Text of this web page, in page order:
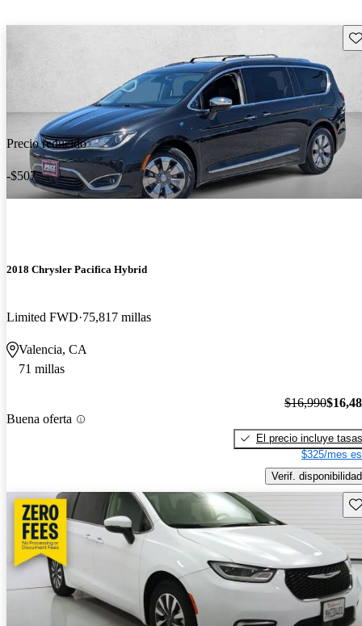
Precio reducido
-$507
2018 Chrysler Pacifica Hybrid
Limited FWD 75,817 millas
Valencia, CA
71 millas
Buena oferta
$16,990
El precio incluye tasas
$325/mes
Verif. disponibilidad